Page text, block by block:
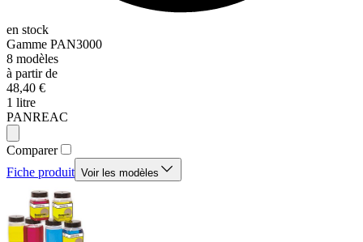
en stock
Gamme PAN3000
8 modèles
à partir de
48,40 €
1 litre
PANREAC
Comparer
Fiche produit Voir les modèles